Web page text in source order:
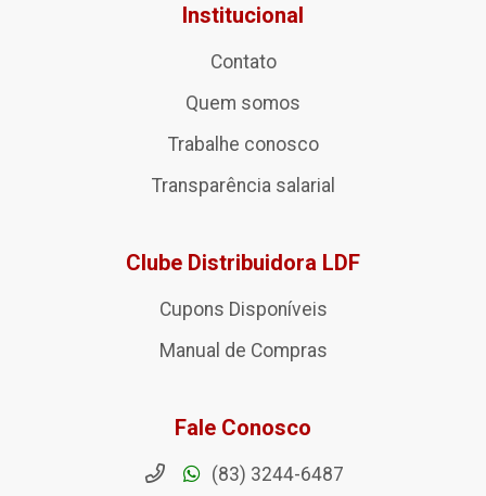
Institucional
Contato
Quem somos
Trabalhe conosco
Transparência salarial
Clube Distribuidora LDF
Cupons Disponíveis
Manual de Compras
Fale Conosco
(83) 3244-6487